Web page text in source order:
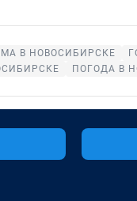
В НОВОСИБИРСКЕ
ПОГОДА В